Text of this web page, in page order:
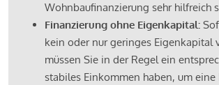
Wohnbaufinanzierung sehr hilfreich
Finanzierung ohne Eigenkapital:
kein oder nur geringes Eigenkapital
müssen Sie in der Regel ein
stabiles Einkommen haben, um eine